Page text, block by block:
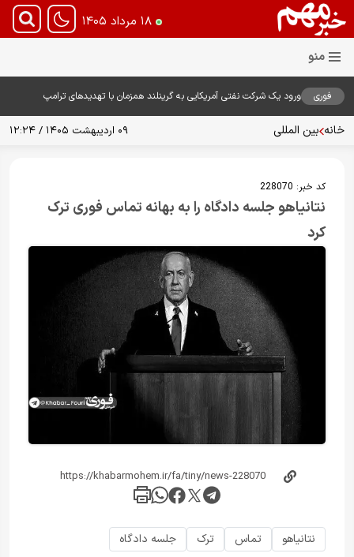
۱۸ مرداد ۱۴۰۵
فوری ورود یک شرکت نفتی آمریکایی به گرینلند همزمان با تهدیدهای ترامپ
خانه بین المللی ۰۹ اردیبهشت ۱۴۰۵ / ۱۲:۲۴
کد خبر: 228070
نتانیاهو جلسه دادگاه را به بهانه تماس فوری ترک
کرد
نتانیاهو تماس ترک جلسه دادگاه